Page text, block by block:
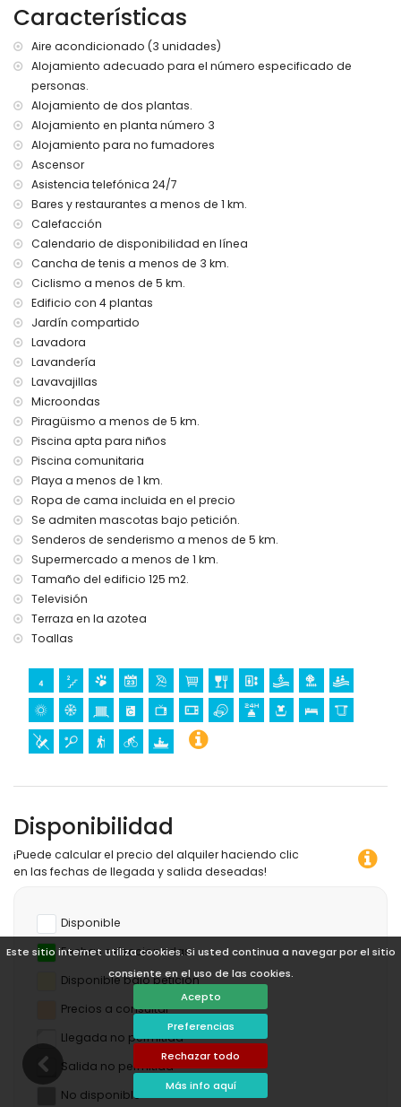
Este sitio internet utiliza cookies. Si usted continua a navegar por el sitio
consiente en el uso de las cookies.
Acepto
Preferencias
Rechazar todo
Más info aquí
Servicios e instalaciones
incluidos
Aspiradora, escoba, fregona y plancha con tabla de
planchar
Lavadora y lavavajillas disponibles
Dos juegos de sábanas y toallas, y cuatro toallas de playa.
Sillas de playa
Servicio de emergencias 24 horas
Puerta de seguridad para escaleras
Suelo radiante y aire acondicionado (solo frío)
Manta ignífuga
Servicios e instalaciones con
coste adicional
Cuna (a petición)
Trona
Características
Aire acondicionado (3 unidades)
Alojamiento adecuado para el número especificado de
personas.
Alojamiento de dos plantas.
Alojamiento en planta número 3
Alojamiento para no fumadores
Ascensor
Asistencia telefónica 24/7
Bares y restaurantes a menos de 1 km.
Calefacción
Calendario de disponibilidad en línea
Cancha de tenis a menos de 3 km.
Ciclismo a menos de 5 km.
Edificio con 4 plantas
Jardín compartido
Lavadora
Lavandería
Lavavajillas
Microondas
Piragüismo a menos de 5 km.
Piscina apta para niños
Piscina comunitaria
Playa a menos de 1 km.
Ropa de cama incluida en el precio
Se admiten mascotas bajo petición.
Senderos de senderismo a menos de 5 km.
Supermercado a menos de 1 km.
Tamaño del edificio 125 m2.
Televisión
Terraza en la azotea
Toallas
Disponibilidad
¡Puede calcular el precio del alquiler haciendo clic
en las fechas de llegada y salida deseadas!
Disponible
Fechas seleccionadas
Disponible bajo petición
Precios a consultar
Llegada no permitida
Salida no permitida
No disponible